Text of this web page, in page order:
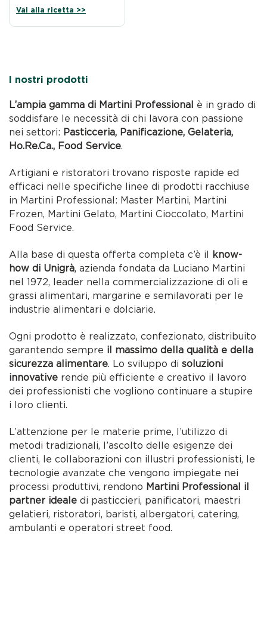
Vai alla ricetta >>
I nostri prodotti
L’ampia gamma di Martini Professional è in grado di
soddisfare le necessità di chi lavora con passione
nei settori: Pasticceria, Panificazione, Gelateria,
Ho.Re.Ca., Food Service.
Artigiani e ristoratori trovano risposte rapide ed
efficaci nelle specifiche linee di prodotti racchiuse
in Martini Professional: Master Martini, Martini
Frozen, Martini Gelato, Martini Cioccolato, Martini
Food Service.
Alla base di questa offerta completa c’è il know-
how di Unigrà, azienda fondata da Luciano Martini
nel 1972, leader nella commercializzazione di oli e
grassi alimentari, margarine e semilavorati per le
industrie alimentari e dolciarie.
Ogni prodotto è realizzato, confezionato, distribuito
garantendo sempre il massimo della qualità e della
sicurezza alimentare. Lo sviluppo disoluzioni
innovative rende più efficiente e creativo il lavoro
dei professionisti che vogliono continuare a stupire
i loro clienti.
L’attenzione per le materie prime, l’utilizzo di
metodi tradizionali, l’ascolto delle esigenze dei
clienti, le collaborazioni con illustri professionisti, le
tecnologie avanzate che vengono impiegate nei
processi produttivi, rendono Martini Professional il
partner ideale di pasticcieri, panificatori, maestri
gelatieri, ristoratori, baristi, albergatori, catering,
ambulanti e operatori street food.